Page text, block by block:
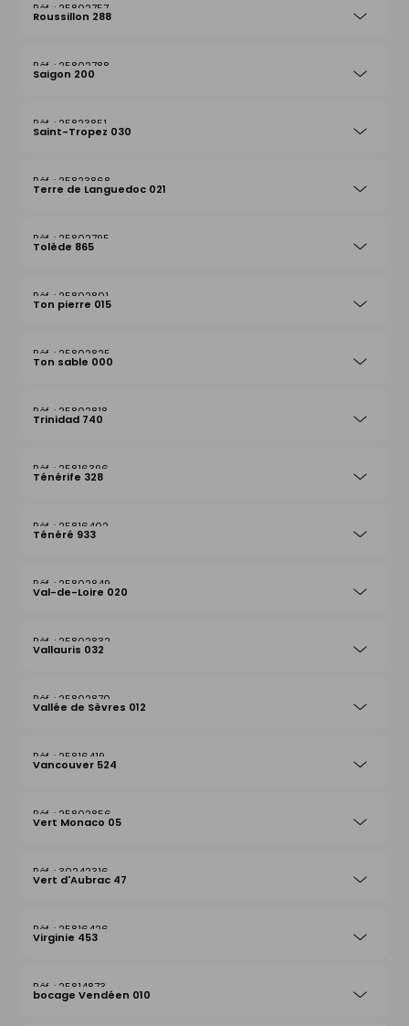
25802757
Roussillon 288
25802788
Saigon 200
25823851
Saint-Tropez 030
25823868
Terre de Languedoc 021
25802795
Tolède 865
25802801
Ton pierre 015
25802825
Ton sable 000
25802818
Trinidad 740
25816396
Ténérife 328
25816402
Ténéré 933
25802849
Val-de-Loire 020
25802832
Vallauris 032
25802870
Vallée de Sèvres 012
25816419
Vancouver 524
25802856
Vert Monaco 05
30242316
Vert d'Aubrac 47
25816426
Virginie 453
25814873
bocage Vendéen 010